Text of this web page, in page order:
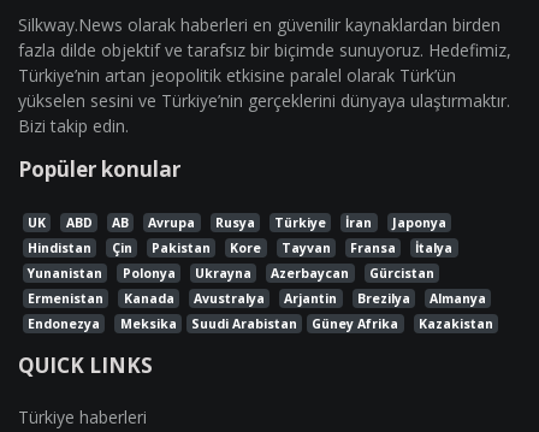
Silkway.News olarak haberleri en güvenilir kaynaklardan birden
fazla dilde objektif ve tarafsız bir biçimde sunuyoruz. Hedefimiz,
Türkiye’nin artan jeopolitik etkisine paralel olarak Türk’ün
yükselen sesini ve Türkiye’nin gerçeklerini dünyaya ulaştırmaktır.
Bizi takip edin.
Popüler konular
UK ABD AB Avrupa Rusya Türkiye İran
Japonya
Hindistan
Çin Pakistan Kore Tayvan Fransa
İtalya
Yunanistan
Polonya Ukrayna Azerbaycan
Gürcistan
Ermenistan
Kanada Avustralya Arjantin Brezilya
Almanya
Endonezya
Meksika Suudi Arabistan Güney Afrika Kazakistan
QUICK LINKS
Türkiye haberleri